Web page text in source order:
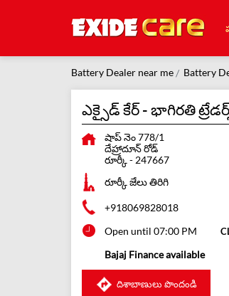
Battery Dealer near me Battery
ఎక్సైడ్ కేర్ - భాగిరతి
షాప్ నెం 778/1
దేహ్రాదూన్ రోడ్
రూర్కీ-247667
రూర్కీ జేలు తిరిగి
+918069828018
Open until 07:00 PM
Bajaj Finance available
దిశాబాణులు పొందండి